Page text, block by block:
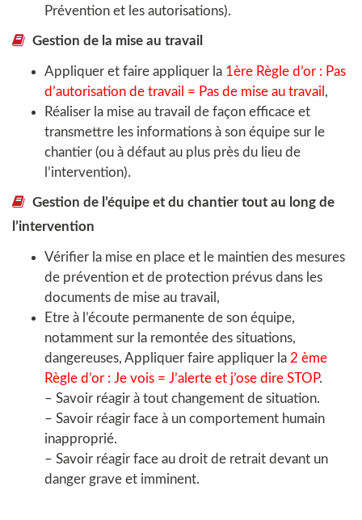
Prévention et les autorisations).
Gestion de la mise au travail
Appliquer et faire appliquer la 1ère Règle d’or : Pas
d’autorisation de travail = Pas de mise au travail ,
Réaliser la mise au travail de façon efficace et
transmettre les informations à son équipe sur le
chantier (ou à défaut au plus près du lieu de
l’intervention).
Gestion de l’équipe et du chantier tout au long de
l’intervention
Vérifier la mise en place et le maintien des mesures
de prévention et de protection prévus dans les
documents de mise au travail,
Etre à l’écoute permanente de son équipe,
notamment sur la remontée des situations,
dangereuses, Appliquer faire appliquer la 2 ème
Règle d’or : Je vois = J’alerte et j’ose dire STOP.
– Savoir réagir à tout changement de situation.
– Savoir réagir face à un comportement humain
inapproprié.
– Savoir réagir face au droit de retrait devant un
danger grave et imminent.